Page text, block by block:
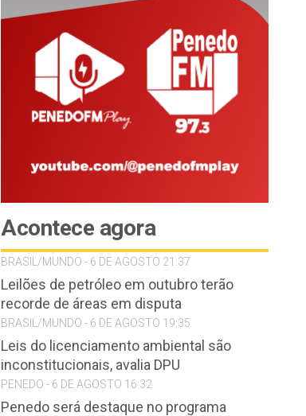
Acontece agora
BRASIL/MUNDO - 6 DE AGOSTO 21:37
Leilões de petróleo em outubro terão
recorde de áreas em disputa
BRASIL/MUNDO - 6 DE AGOSTO 19:35
Leis do licenciamento ambiental são
inconstitucionais, avalia DPU
PENEDO - 6 DE AGOSTO 16:32
Penedo será destaque no programa